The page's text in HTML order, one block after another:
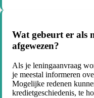
Wat gebeurt er als
afgewezen?
Als je leningaanvraag
je meestal informeren
Mogelijke redenen
kredietgeschiedenis, te